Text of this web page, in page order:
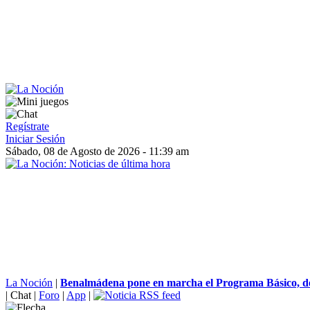
Regístrate
Iniciar Sesión
Sábado, 08 de Agosto de 2026 - 11:39 am
La Noción | Benalmádena pone en marcha el Programa Básico,
| Chat | Foro | App |